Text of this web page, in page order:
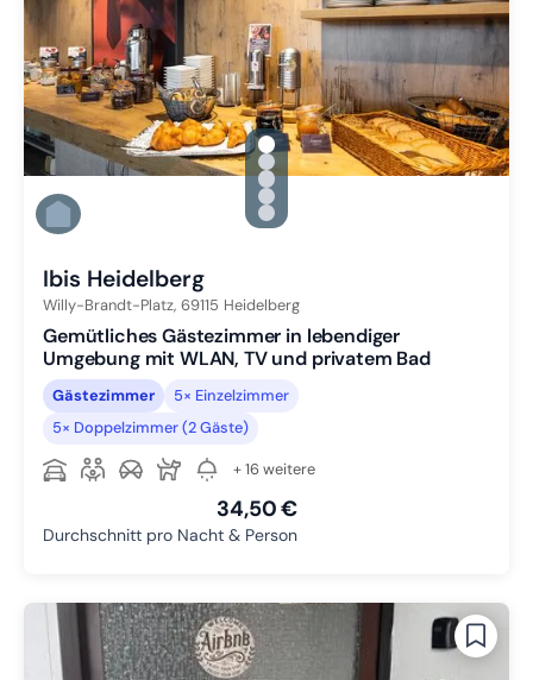
gallery.slide_selector
Zu Slide 1 wechseln
Zu Slide 2 wechseln
Zu Slide 3 wechseln
Zu Slide 4 wechseln
Zu Slide 5 wechseln
Ibis Heidelberg
Willy-Brandt-Platz, 69115 Heidelberg
Gemütliches Gästezimmer in lebendiger
Umgebung mit WLAN, TV und privatem Bad
Gästezimmer
5× Einzelzimmer
5× Doppelzimmer (2 Gäste)
+ 16 weitere
34,50 €
Durchschnitt pro Nacht & Person